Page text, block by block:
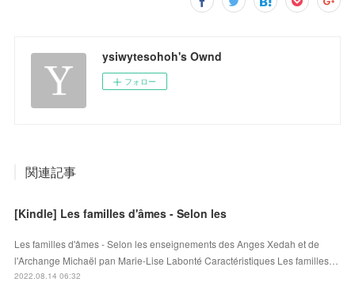
ysiwytesohoh's Ownd
フォロー
関連記事
[Kindle] Les familles d'âmes - Selon les
Les familles d'âmes - Selon les enseignements des Anges Xedah et de
l'Archange Michaël pan Marie-Lise Labonté Caractéristiques Les familles…
2022.08.14 06:32